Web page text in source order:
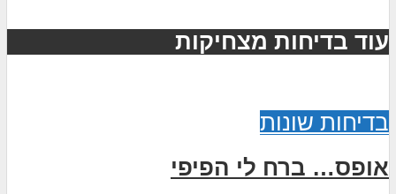
עוד בדיחות מצחיקות
בדיחות שונות
אופס… ברח לי הפיפי